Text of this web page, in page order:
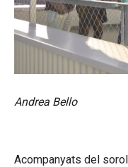
Andrea Bello
Acompanyats del